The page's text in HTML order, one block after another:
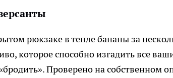
рюкзаке в тепле бананы за
которое способно изгадить все
Проверено на собственном